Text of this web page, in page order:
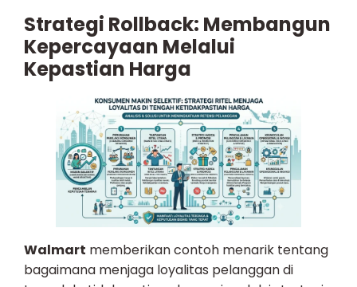
Strategi Rollback: Membangun
Kepercayaan Melalui
Kepastian Harga
Walmart memberikan contoh menarik tentang
bagaimana menjaga loyalitas pelanggan di